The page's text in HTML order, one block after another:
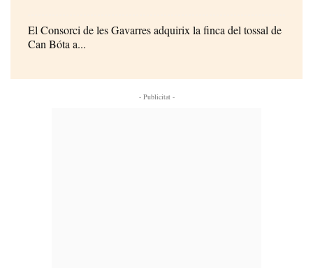
El Consorci de les Gavarres adquirix la finca del tossal de
Can Bóta a...
- Publicitat -